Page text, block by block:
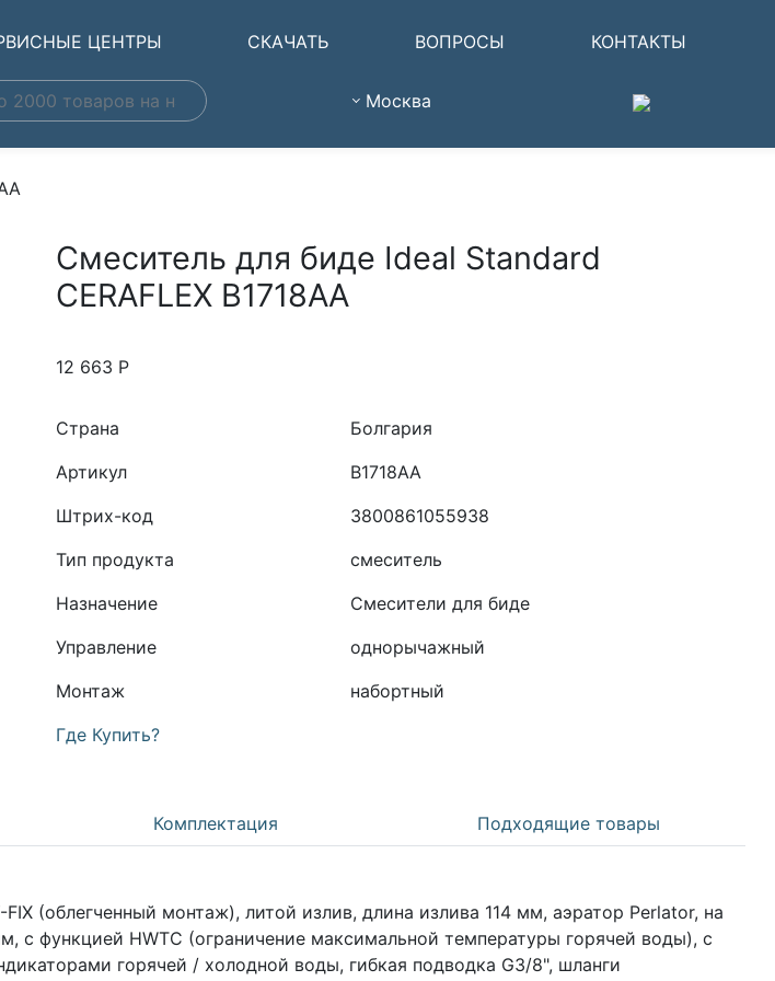
ЦЕНТРЫ СКАЧАТЬ ВОПРОСЫ КОНТАКТЫ
Москва
Смеситель для биде Ideal Standard
CERAFLEX B1718AA
12 663 Р
Страна
Болгария
Артикул
B1718AA
Штрих-код
3800861055938
Тип продукта
смеситель
Назначение
Смесители для биде
Управление
однорычажный
Монтаж
набортный
Где Купить?
Комплектация Подходящие товары
(облегченный монтаж), литой излив, длина излива 114 мм, аэратор Perlator, на
функцией HWTC (ограничение максимальной температуры горячей воды), с
горячей / холодной воды, гибкая подводка G3/8", шланги